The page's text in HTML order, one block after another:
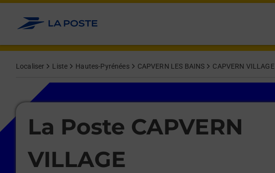
Allez au contenu
Localiser Liste Hautes-Pyrénées CAPVERN LES BAINS CAPVERN VILLAGE
La Poste CAPVERN
VILLAGE
Le lien s'ouvre dans un nouvel onglet
Le lien s'ouvre dans un nouvel onglet
Afficher ou masquer la réponse
Afficher ou masquer la réponse
Afficher ou masquer la réponse
Afficher ou masquer la réponse
Afficher ou masquer la réponse
Afficher ou masquer la réponse